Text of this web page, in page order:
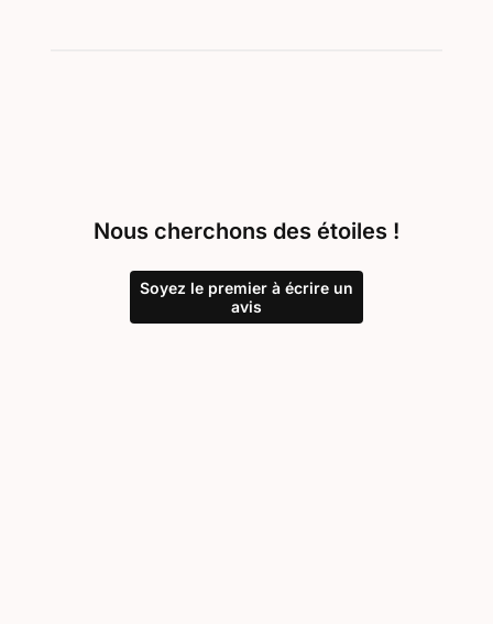
Nous cherchons des étoiles !
Soyez le premier à écrire un
avis